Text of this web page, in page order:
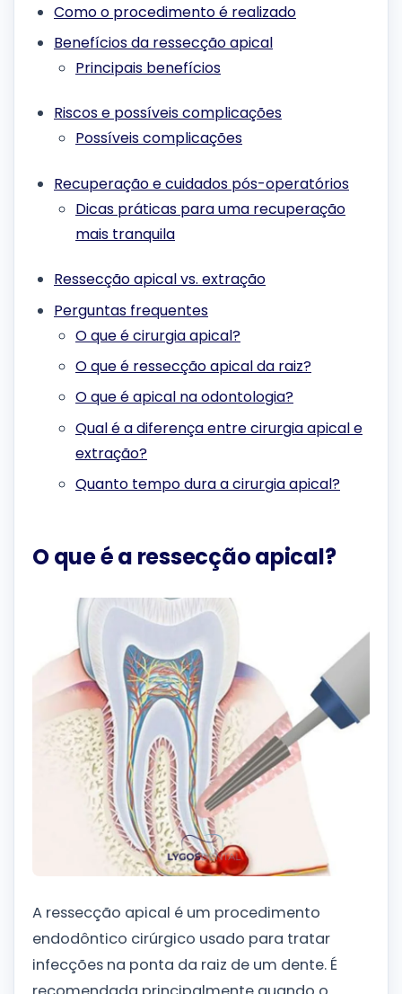
Como o procedimento é realizado
Benefícios da ressecção apical
Principais benefícios
Riscos e possíveis complicações
Possíveis complicações
Recuperação e cuidados pós-operatórios
Dicas práticas para uma recuperação
mais tranquila
Ressecção apical vs. extração
Perguntas frequentes
O que é cirurgia apical?
O que é ressecção apical da raiz?
O que é apical na odontologia?
Qual é a diferença entre cirurgia apical e
extração?
Quanto tempo dura a cirurgia apical?
O que é a ressecção apical?
A ressecção apical é um procedimento
endodôntico cirúrgico usado para tratar
infecções na ponta da raiz de um dente. É